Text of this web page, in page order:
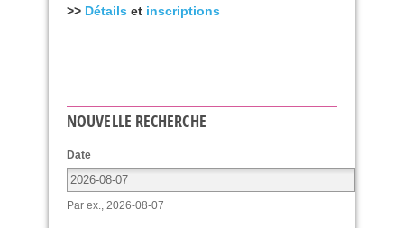
>> Détails et inscriptions
NOUVELLE RECHERCHE
Date
Par ex., 2026-08-07